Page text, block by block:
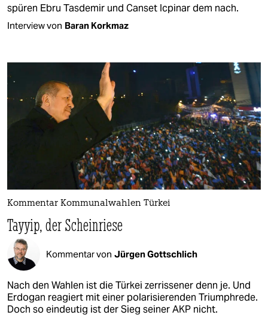
spüren Ebru Tasdemir und Canset Icpinar dem nach.
Interview von Baran Korkmaz
Kommentar Kommunalwahlen Türkei
Tayyip, der Scheinriese
Kommentar von Jürgen Gottschlich
Nach den Wahlen ist die Türkei zerrissener denn je. Und
Erdogan reagiert mit einer polarisierenden Triumphrede.
Doch so eindeutig ist der Sieg seiner AKP nicht.